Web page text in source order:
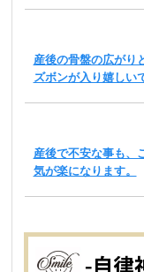
産後の骨盤の広がり
ズボンが入り嬉しい
産後で不安な事も、
気が楽になります。